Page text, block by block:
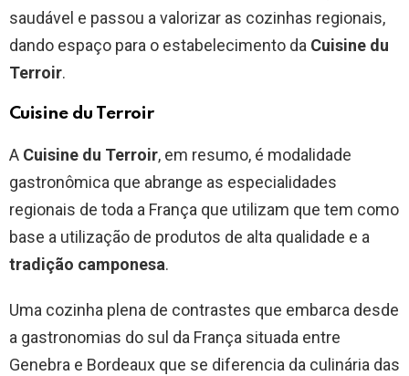
saudável e passou a valorizar as cozinhas regionais,
dando espaço para o estabelecimento da Cuisine du
Terroir.
Cuisine du Terroir
A Cuisine du Terroir, em resumo, é modalidade
gastronômica que abrange as especialidades
regionais de toda a França que utilizam que tem como
base a utilização de produtos de alta qualidade e a
tradição camponesa.
Uma cozinha plena de contrastes que embarca desde
a gastronomias do sul da França situada entre
Genebra e Bordeaux que se diferencia da culinária das